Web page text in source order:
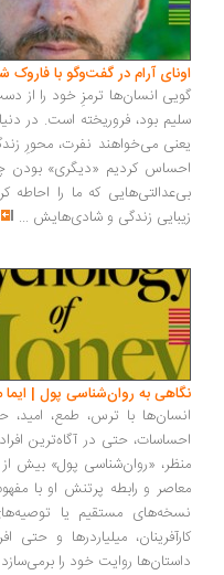
آرام در گفت‌وگو با فاروک شهیچ‭
انسان‌ها ترمزِ خود را از دست
بود، فروریخته است. در دنیای
می‌خواهند نفرت، محورِ
کردیم «دیگری» بودن چه
که ما را احاطه
زندگی و شادی‌هایش...
به روان‌شناسی پول | ایما
با ترس، طمع، امید،
حتی در آگاه‌ترین افراد،
«روان‌شناسی پول» بیش از آنکه
و رابطه پرتنش او با مفهوم
مستقیم یا توصیه‌های
میلیاردرها و حتی
روایت خود را برمی‌سازد و